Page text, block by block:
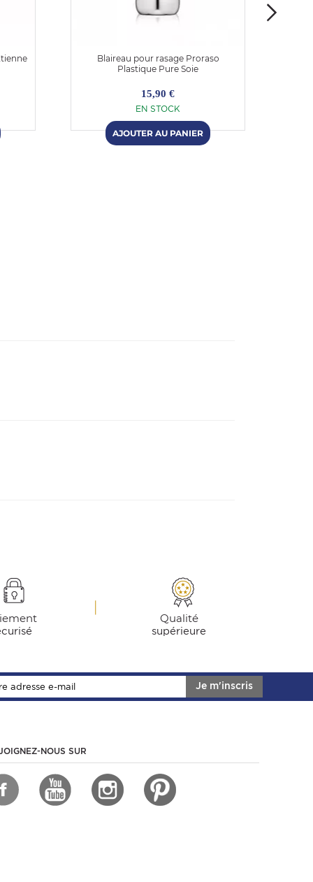
Blaireau pour rasage Proraso
Plastique Pure Soie
15,90 €
EN STOCK
Qualité
supérieure
Je m'inscris
NOUS SUR